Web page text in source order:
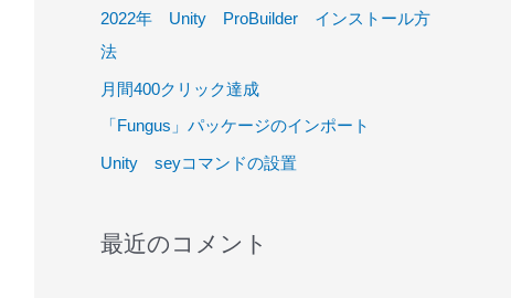
2022年 Unity ProBuilder インストール方
法
月間400クリック達成
「Fungus」パッケージのインポート
Unity seyコマンドの設置
最近のコメント